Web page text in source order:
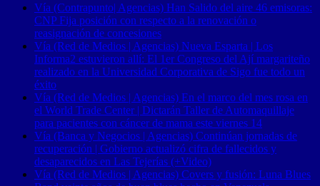
Vía (Contrapunto| Agencias) Han Salido del aire 46 emisoras:
CNP Fija posición con respecto a la renovación o
reasignación de concesiones
Vía (Red de Medios | Agencias) Nueva Esparta | Los
Informa2 estuvieron allí: El 1er Congreso del Ají margariteño
realizado en la Universidad Corporativa de Sigo fue todo un
éxito
Vía (Red de Medios | Agencias) En el marco del mes rosa en
el World Trade Center | Dictarán Taller de Automaquillaje
para pacientes con cáncer de mama este viernes 14
Vía (Banca y Negocios | Agencias) Continúan jornadas de
recuperación | Gobierno actualizó cifra de fallecidos y
desaparecidos en Las Tejerías (+Video)
Vía (Red de Medios | Agencias) Covers y fusión: Luna Blues